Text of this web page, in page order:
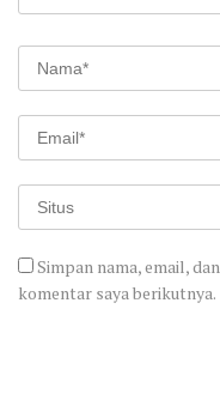
Simpan nama, email,
komentar saya berikutnya.